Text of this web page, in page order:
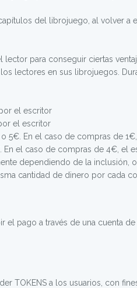
del librojuego, al volver a
para conseguir ciertas
lectores en sus librojuegos.
el escritor
el escritor
5€. En el caso de compras de
el caso de compras de 4€, el
dependiendo de la inclusión,
cantidad de dinero por cada
pago a través de una cuenta
TOKENS a los usuarios, con